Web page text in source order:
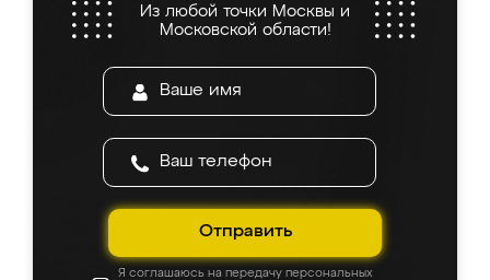
Из любой точки Москвы и
Московской области!
Отправить
Я соглашаюсь на передачу персональных